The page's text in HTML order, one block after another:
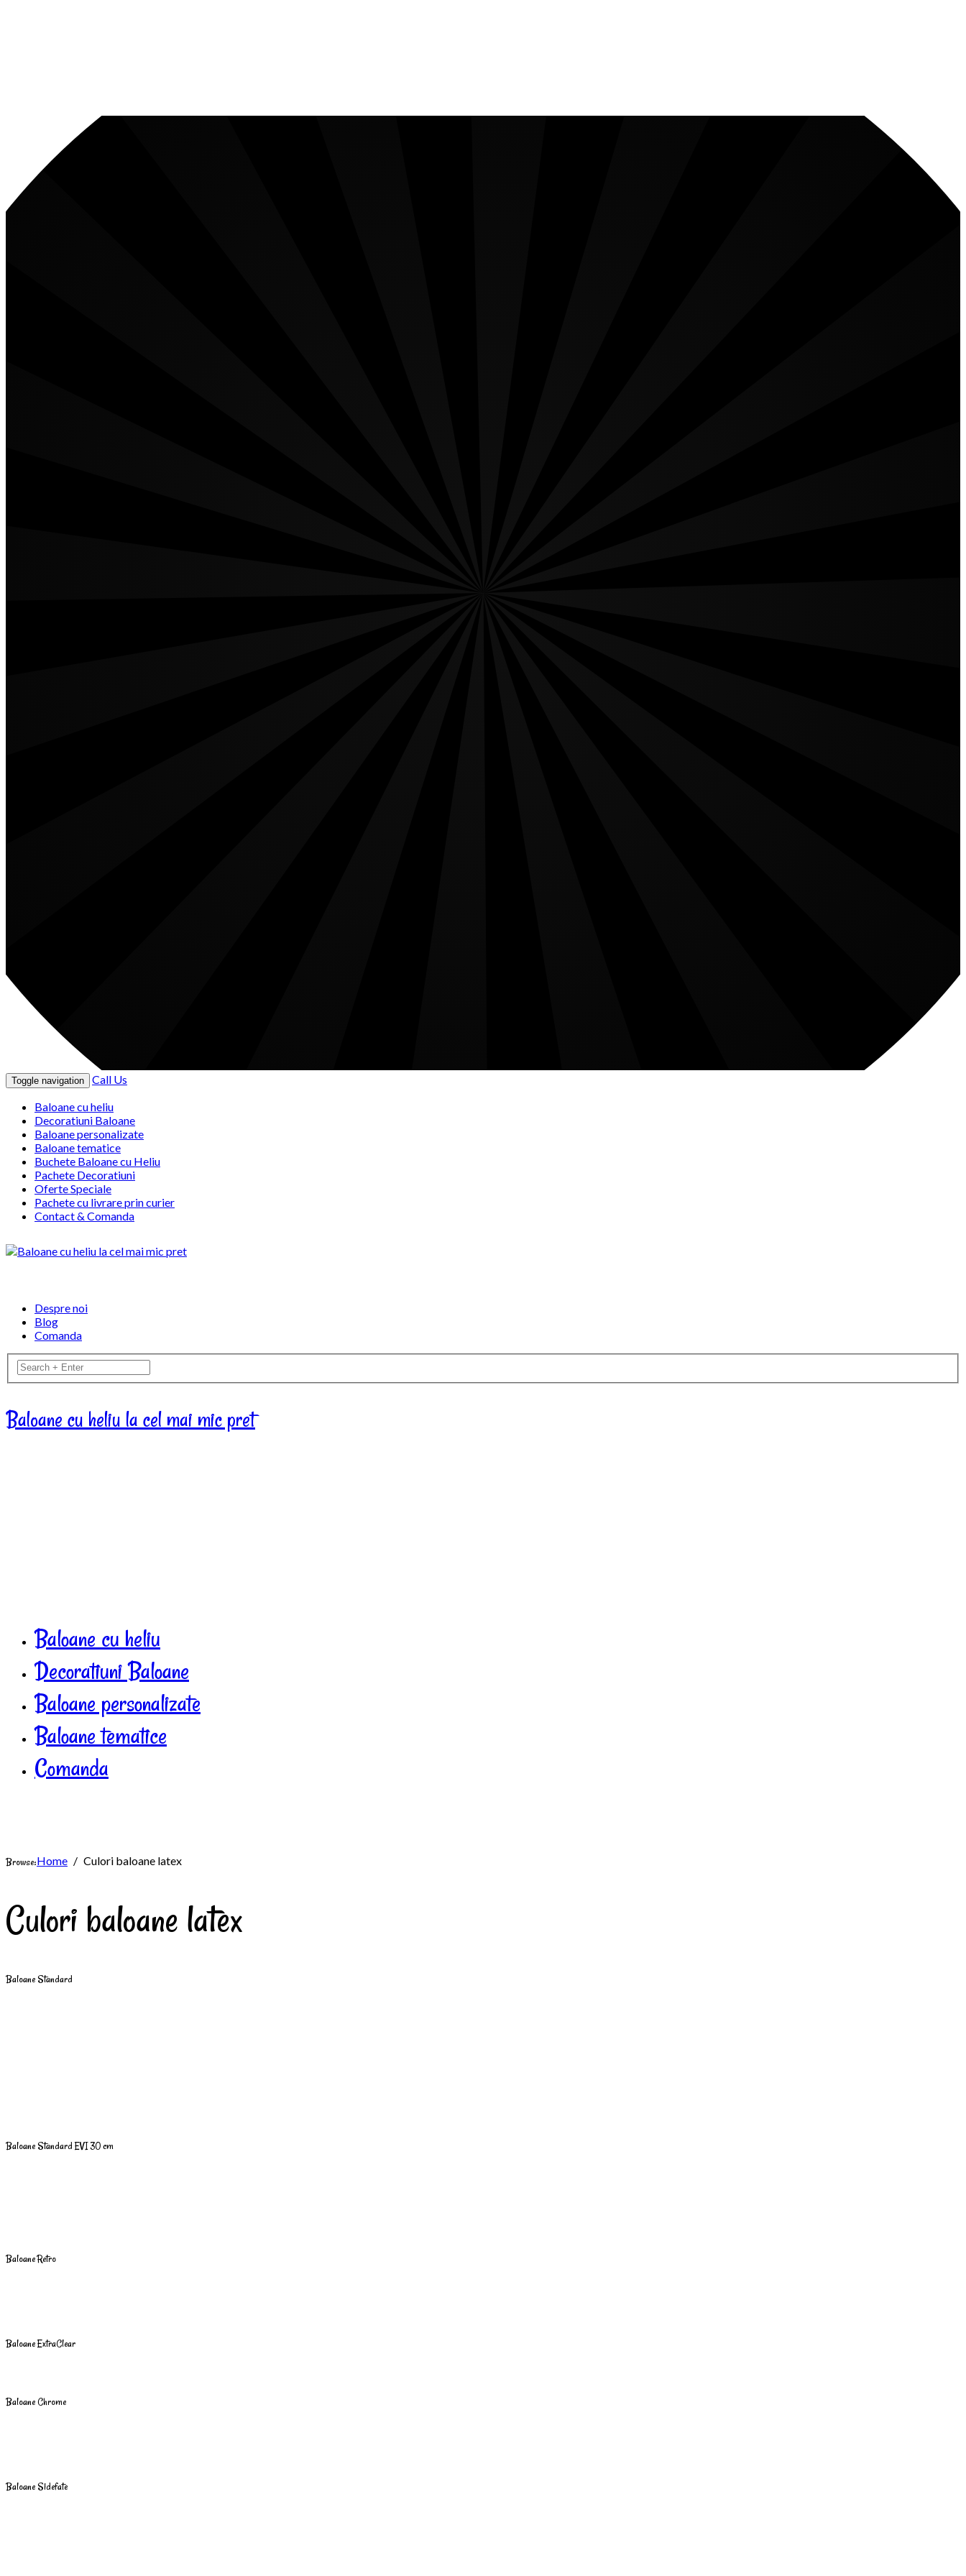
Toggle navigation
Call Us
Baloane cu heliu
Decoratiuni Baloane
Baloane personalizate
Baloane tematice
Buchete Baloane cu Heliu
Pachete Decoratiuni
Oferte Speciale
Pachete cu livrare prin curier
Contact & Comanda
Despre noi
Blog
Comanda
Baloane cu heliu la cel mai mic pret
Baloane cu heliu
Decoratiuni Baloane
Baloane personalizate
Baloane tematice
Comanda
Browse:Home Culori baloane latex
Culori baloane latex
Baloane Standard
Baloane Standard EVI 30 cm
Baloane Retro
Baloane ExtraClear
Baloane Chrome
Baloane Sidefate